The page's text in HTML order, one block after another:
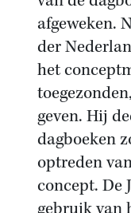
afgeweken.
der
het
geven. Hij
dagboeken
optreden
concept. De